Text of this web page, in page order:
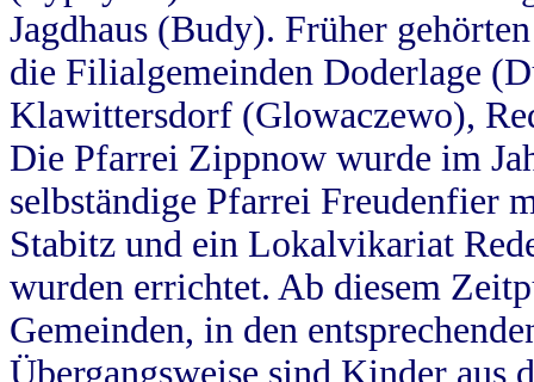
Jagdhaus (Budy). Früher
die Filialgemeinden Doderlage
Klawittersdorf (Glowaczewo),
Die Pfarrei Zippnow wurde im
selbständige Pfarrei Freudenfier
Stabitz und ein Lokalvikariat
wurden errichtet. Ab diesem
Gemeinden, in den
Übergangsweise sind Kinder aus